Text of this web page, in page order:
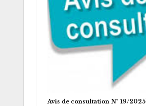
Avis de consultation N° 19/2025